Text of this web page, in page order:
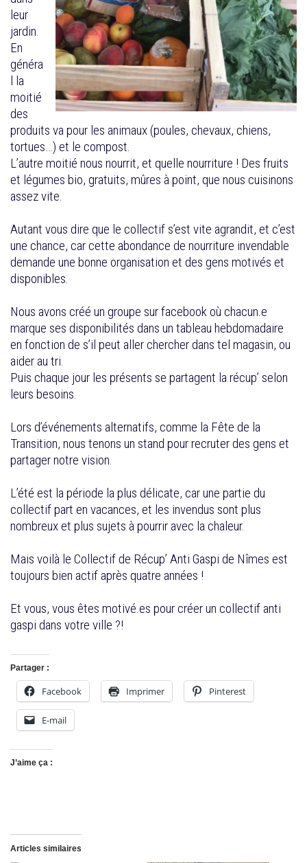
leur
jardin.
En
généra
l la
moitié
des
produits va pour les animaux (poules, chevaux, chiens,
tortues…) et le compost.
L’autre moitié nous nourrit, et quelle nourriture ! Des fruits
et légumes bio, gratuits, mûres à point, que nous cuisinons
assez vite.
Autant vous dire que le collectif s’est vite agrandit, et c’est
une chance, car cette abondance de nourriture invendable
demande une bonne organisation et des gens motivés et
disponibles.
Nous avons créé un groupe sur facebook où chacun.e
marque ses disponibilités dans un tableau hebdomadaire
en fonction de s’il peut aller chercher dans tel magasin, ou
aider au tri.
Puis chaque jour les présents se partagent la récup’ selon
leurs besoins.
Lors d’événements alternatifs, comme la Fête de la
Transition, nous tenons un stand pour recruter des gens et
partager notre vision.
L’été est la période la plus délicate, car une partie du
collectif part en vacances, et les invendus sont plus
nombreux et plus sujets à pourrir avec la chaleur.
Mais voilà le Collectif de Récup’ Anti Gaspi de Nîmes est
toujours bien actif après quatre années !
Et vous, vous êtes motivé.es pour créer un collectif anti
gaspi dans votre ville ?!
Partager :
Facebook Imprimer Pinterest
E-mail
J’aime ça :
Articles similaires